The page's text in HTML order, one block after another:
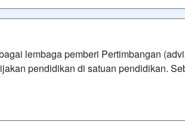
lembaga pemberi Pertimbangan
pendidikan di satuan pendidikan.